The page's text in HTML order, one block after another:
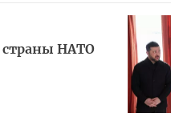
страны НАТО